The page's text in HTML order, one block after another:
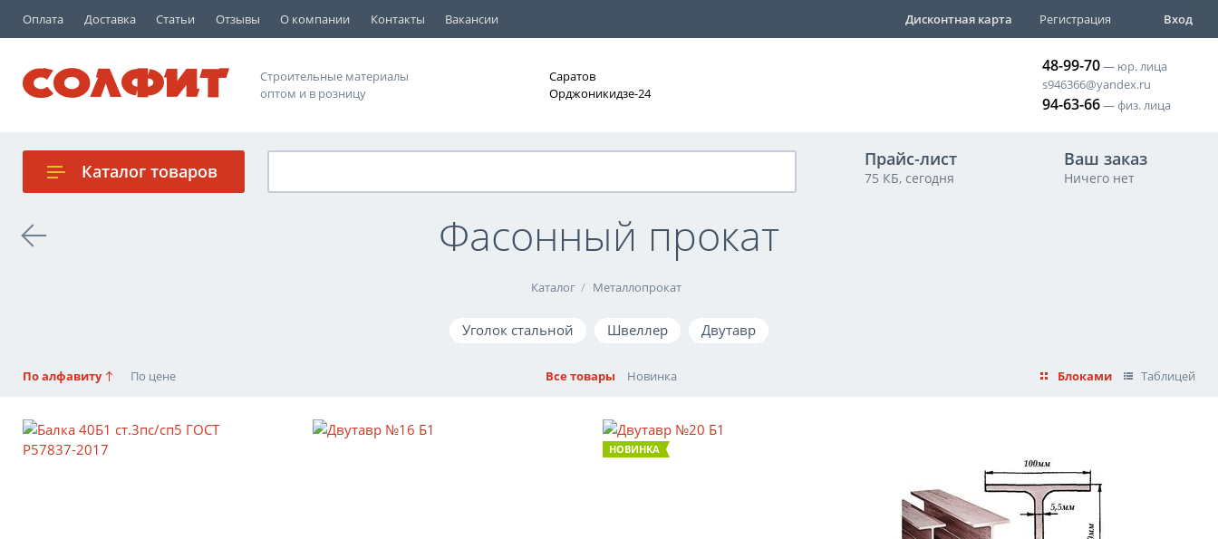
Оплата Доставка Статьи Отзывы О компании Контакты Вакансии Дисконтная карта Регистрация Вход
Строительные материалы
оптом и в розницу
Саратов
Орджоникидзе-24
48-99-70— юр. лица
s946366@yandex.ru
94-63-66— физ. лица
Каталог товаров
Прайс-лист
75 КБ, сегодня
Ваш заказ
Ничего нет
Фасонный прокат
Каталог Металлопрокат
Уголок стальной Швеллер Двутавр
По алфавиту По цене Все товары Новинка Блоками Таблицей
НОВИНКА